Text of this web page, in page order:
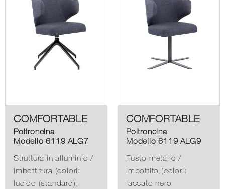
COMFORTABLE
Poltroncina
Modello 6119 ALG7
Struttura in alluminio /
imbottitura (colori:
lucido (standard),
COMFORTABLE
Poltroncina
Modello 6119 ALG9
Fusto metallo /
imbottito (colori:
laccato nero